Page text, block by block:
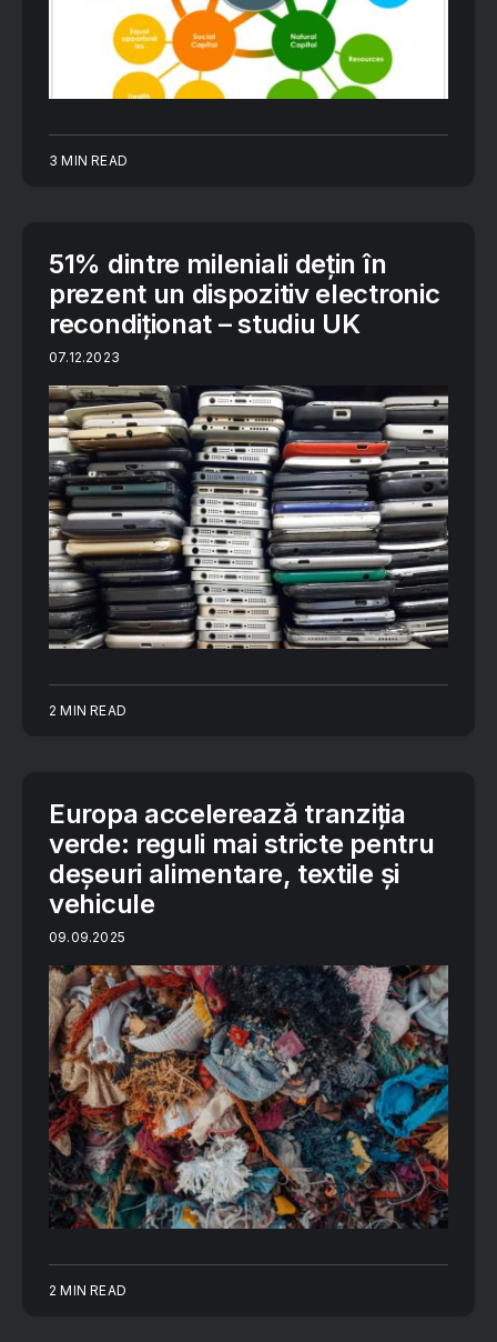
3 MIN READ
51% dintre mileniali dețin în
prezent un dispozitiv electronic
recondiționat – studiu UK
07.12.2023
2 MIN READ
Europa accelerează tranziția
verde: reguli mai stricte pentru
deșeuri alimentare, textile și
vehicule
09.09.2025
2 MIN READ